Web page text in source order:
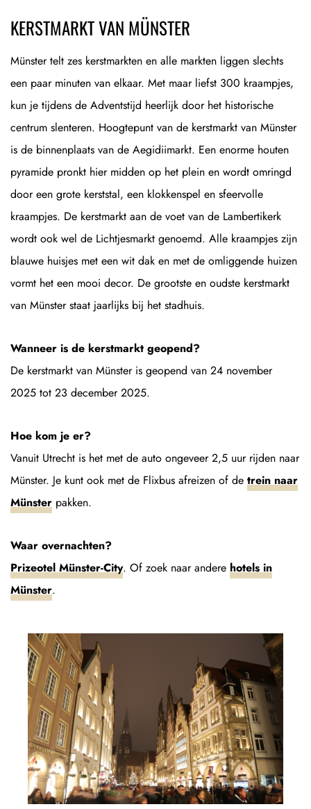
KERSTMARKT VAN MÜNSTER
Münster telt zes kerstmarkten en alle markten liggen slechts
een paar minuten van elkaar. Met maar liefst 300 kraampjes,
kun je tijdens de Adventstijd heerlijk door het historische
centrum slenteren. Hoogtepunt van de kerstmarkt van Münster
is de binnenplaats van de Aegidiimarkt. Een enorme houten
pyramide pronkt hier midden op het plein en wordt omringd
door een grote kerststal, een klokkenspel en sfeervolle
kraampjes. De kerstmarkt aan de voet van de Lambertikerk
wordt ook wel de Lichtjesmarkt genoemd. Alle kraampjes zijn
blauwe huisjes met een wit dak en met de omliggende huizen
vormt het een mooi decor. De grootste en oudste kerstmarkt
van Münster staat jaarlijks bij het stadhuis.
Wanneer is de kerstmarkt geopend?
De kerstmarkt van Münster is geopend van 24 november
2025 tot 23 december 2025.
Hoe kom je er?
Vanuit Utrecht is het met de auto ongeveer 2,5 uur rijden naar
Münster. Je kunt ook met de Flixbus afreizen of de trein naar
Münster pakken.
Waar overnachten?
Prizeotel Münster-City. Of zoek naar andere hotels in
Münster.